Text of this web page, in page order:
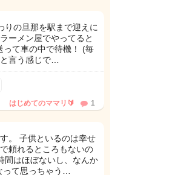
りの旦那を駅まで迎えに
ーメン屋でやってると
って車の中で待機！ (毎
言う感じで…
はじめてのママリ🔰 1
。 子供といるのは幸せ
頼れるところもないの
間はほぼないし、なんか
て思っちゃう…